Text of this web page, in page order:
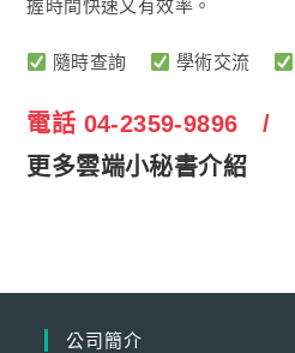
握時間快速又有效率。
隨時查詢 學術交流
電話 04-2359-9896 /
更多雲端小秘書介紹
公司簡介